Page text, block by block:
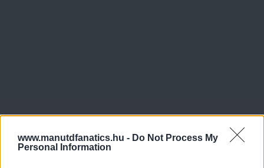
www.manutdfanatics.hu - Do Not Process My
Personal Information